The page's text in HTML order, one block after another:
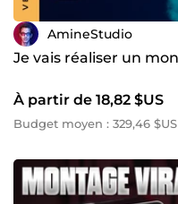
AmineStudio
Je vais réaliser un
À partir de 18,82 $US
Budget moyen : 329,46 $US